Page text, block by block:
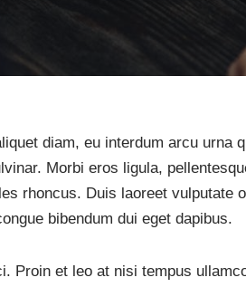
diam, eu interdum arcu
Morbi eros ligula,
rhoncus. Duis laoreet
bibendum dui eget dapibus.
Proin et leo at nisi tempus